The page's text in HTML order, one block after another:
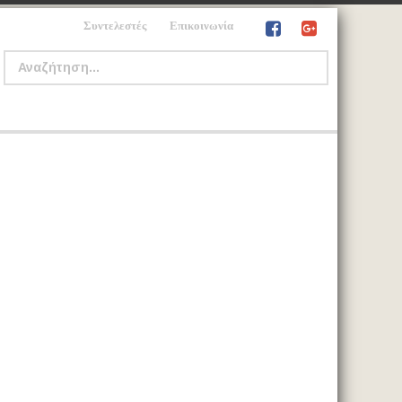
Συντελεστές Επικοινωνία